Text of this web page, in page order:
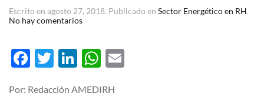
Escrito en agosto 27, 2018. Publicado en Sector Energético en RH.
No hay comentariosen
de
expertos
energéticos
Facebook
Twitter
LinkedIn
WhatsApp
Por: Redacción AMEDIRH